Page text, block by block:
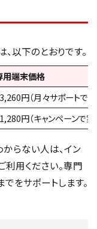
以下のとおりです。
用端末価格
円（月々サポートで
円（キャンペーンで実
らない人は、イン
利用ください。専門
をサポートします。